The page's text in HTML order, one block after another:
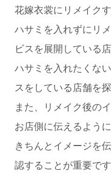
花嫁衣裳にリメイクす
ハサミを入れずにリ
ビスを展開している
ハサミを入れたくな
スをしている店舗を
また、リメイク後の
お店側に伝えるように
きちんとイメージを
認することが重要です